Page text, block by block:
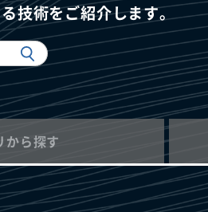
技術をご紹介します。
から探す